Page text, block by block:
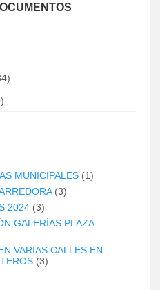
MUNICIPALES (1)
(3)
2024 (3)
GALERÍAS PLAZA
VARIAS CALLES EN
(3)